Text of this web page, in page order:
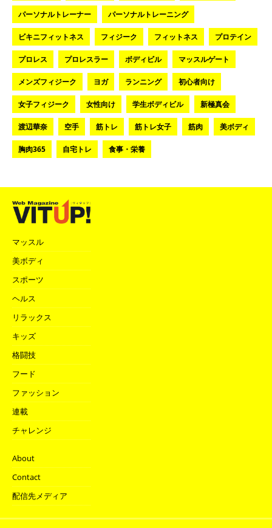
パーソナルトレーナー パーソナルトレーニング
ビキニフィットネス フィジーク フィットネス プロテイン
プロレス プロレスラー ボディビル マッスルゲート
メンズフィジーク ヨガ ランニング 初心者向け
女子フィジーク 女性向け 学生ボディビル 新極真会
渡辺華奈 空手 筋トレ 筋トレ女子 筋肉 美ボディ
胸肉365 自宅トレ 食事・栄養
マッスル
美ボディ
スポーツ
ヘルス
リラックス
キッズ
格闘技
フード
ファッション
連載
チャレンジ
About
Contact
配信先メディア